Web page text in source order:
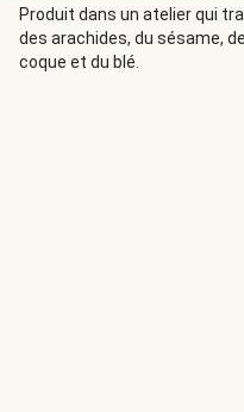
700 calories.
Produit dans un atelier qui
des arachides, du sésame,
coque et du blé.